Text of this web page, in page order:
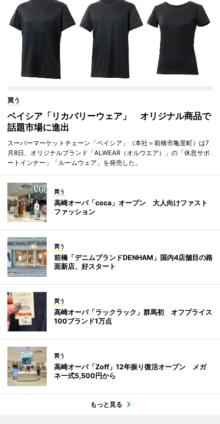
買う
ベイシア「リカバリーウェア」 オリジナル商品で
話題市場に進出
スーパーマーケットチェーン「ベイシア」（本社＝前橋市亀里町）は7
月8日、オリジナルブランド「ALWEAR（オルウエア）」の「休息サポ
ートインナー」「ルームウェア」を発売した。
買う
高崎オーパ「coca」オープン 大人向けファスト
ファッション
買う
前橋「デニムブランドDENHAM」国内4店舗目の路
面新店、好スタート
買う
高崎オーパ「ラックラック」群馬初 オフプライス
100ブランド1万点
買う
高崎オーパ「Zoff」12年振り復活オープン メガ
ネ一式5,500円から
もっと見る